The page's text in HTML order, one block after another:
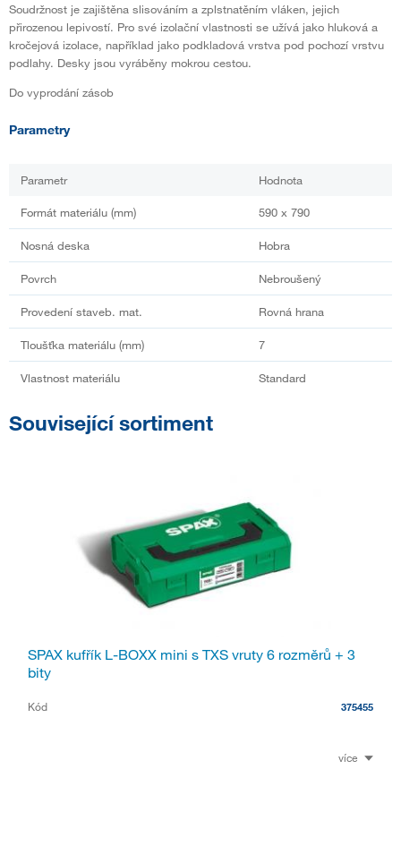
Soudržnost je zajištěna slisováním a zplstnatěním vláken, jejich
přirozenou lepivostí. Pro své izolační vlastnosti se užívá jako hluková a
kročejová izolace, například jako podkladová vrstva pod pochozí vrstvu
podlahy. Desky jsou vyráběny mokrou cestou.
Do vyprodání zásob
Parametry
Parametr Hodnota
Formát materiálu (mm) 590 x 790
Nosná deska Hobra
Povrch Nebroušený
Provedení staveb. mat. Rovná hrana
Tloušťka materiálu (mm) 7
Vlastnost materiálu Standard
Související sortiment
SPAX kufřík L-BOXX mini s TXS vruty 6 rozměrů + 3
bity
Kód 375455
více